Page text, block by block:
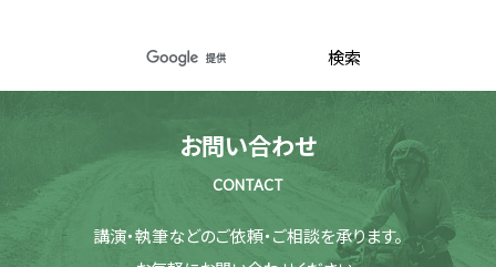
お問い合わせ
CONTACT
講演・執筆などのご依頼・ご相談を承ります。